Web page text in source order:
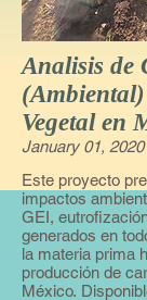
Analisis de
Vegetal en
January 01, 2020
Este proyecto
impactos
GEI,
generados en
la materia prima
producción de
México.